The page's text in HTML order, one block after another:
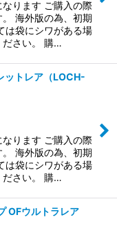
ります ご購入の際
海外版の為、初期
は袋にシワがある場
ださい。 購…
ットレア（LOCH-
ります ご購入の際
海外版の為、初期
は袋にシワがある場
ださい。 購…
OFウルトラレア